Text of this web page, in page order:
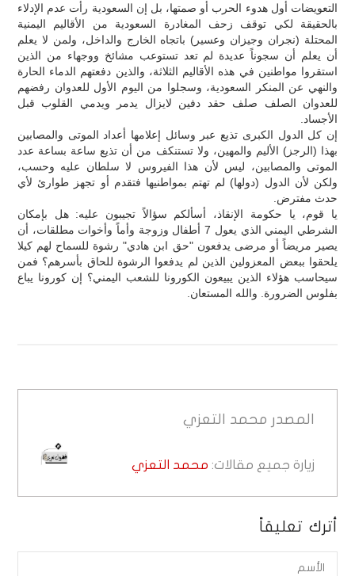
التعويضات أول هدوء الحرب أو صمتها، بل إن السعودية رأت عدم الإدلاء
بالحقيقة لكي توقف زحف المغادرة السعودية من الأقاليم اليمنية
المحتلة (نجران وجيزان وعسير) باتجاه الخارج والداخل، ولمن لا يعلم
أن يعلم أن سجوناً عديدة لم تعد تستوعب مشائخ ووجهاء من الذين
استقروا مواطنين في هذه الأقاليم الثلاثة، والذين دفعتهم الدماء الحارة
والنهي عن المنكر السعودية، وسجلوا من اليوم الأول للعدوان رفضهم
للعدوان الصلف صلف حقد دفين لايزال يدمر ويدمي القلوب قبل
الأجساد.
إن كل الدول الكبرى تذيع عبر وسائل إعلامها أعداد الموتى والمصابين
بهذا (الرجز) الأليم والمهين، ولا تستنكف من أن تذيع ساعة بساعة عدد
الموتى والمصابين، ليس لأن هذا الفيروس لا سلطان عليه وحسب،
ولكن لأن الدول (دولها) لم تهتم بمواطنيها فتقدم أو تجهز طوارئ لأي
حدث مفترض.
يا قوم، يا حكومة الإنقاذ، أسألكم سؤالاً تجيبون عليه: هل بإمكان
الشرطي اليمني الذي يعول 7 أطفال وزوجة وأماً وأخوات مطلقات، أن
يصير مريضاً أو مرضى يدفعون "حق ابن هادي" رشوة للسماح لهم كيلا
يلحقوا ببعض المعزولين الذين لم يدفعوا الرشوة للحاق بأسرهم؟ فمن
سيحاسب هؤلاء الذين يبيعون الكورونا للشعب اليمني؟ إن كورونا يباع
بفلوس الضرورة. والله المستعان.
المصدر محمد التعزي
زيارة جميع مقالات: محمد التعزي
أترك تعليقاً